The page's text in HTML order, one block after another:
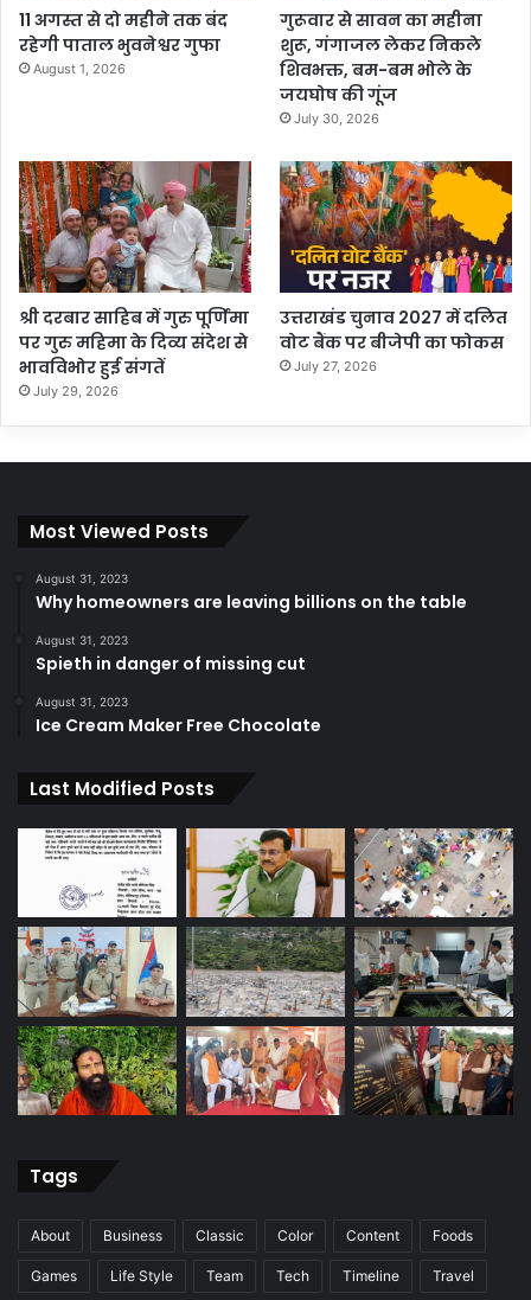
11 अगस्त से दो महीने तक बंद
रहेगी पाताल भुवनेश्वर गुफा
August 1, 2026
गुरूवार से सावन का महीना
शुरू, गंगाजल लेकर निकले
शिवभक्त, बम-बम भोले के
जयघोष की गूंज
July 30, 2026
श्री दरबार साहिब में गुरु पूर्णिमा
पर गुरु महिमा के दिव्य संदेश से
भावविभोर हुई संगतें
July 29, 2026
उत्तराखंड चुनाव 2027 में दलित
वोट बैंक पर बीजेपी का फोकस
July 27, 2026
Most Viewed Posts
August 31, 2023
Why homeowners are leaving billions on the table
August 31, 2023
Spieth in danger of missing cut
August 31, 2023
Ice Cream Maker Free Chocolate
Last Modified Posts
Tags
About Business Classic Color Content Foods
Games Life Style Team Tech Timeline Travel